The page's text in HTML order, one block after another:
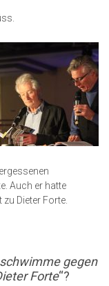
Auch er hatte
Dieter Forte.
gegen
Forte“?